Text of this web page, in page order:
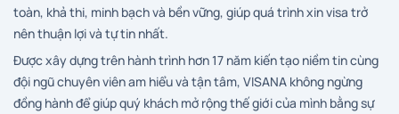
toàn, khả thi, minh bạch và bền vững, giúp quá trình xin visa trở
nên thuận lợi và tự tin nhất.
Được xây dựng trên hành trình hơn 17 năm kiến tạo niềm tin cùng
đội ngũ chuyên viên am hiểu và tận tâm, VISANA không ngừng
đồng hành để giúp quý khách mở rộng thế giới của mình bằng sự